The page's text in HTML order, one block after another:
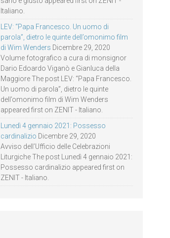
Italiano.
LEV: “Papa Francesco. Un uomo di
parola”, dietro le quinte dell’omonimo film
di Wim Wenders Dicembre 29, 2020
Volume fotografico a cura di monsignor
Dario Edoardo Viganò e Gianluca della
Maggiore The post LEV: “Papa Francesco.
Un uomo di parola”, dietro le quinte
dell’omonimo film di Wim Wenders
appeared first on ZENIT - Italiano.
Lunedì 4 gennaio 2021: Possesso
cardinalizio Dicembre 29, 2020
Avviso dell’Ufficio delle Celebrazioni
Liturgiche The post Lunedì 4 gennaio 2021:
Possesso cardinalizio appeared first on
ZENIT - Italiano.